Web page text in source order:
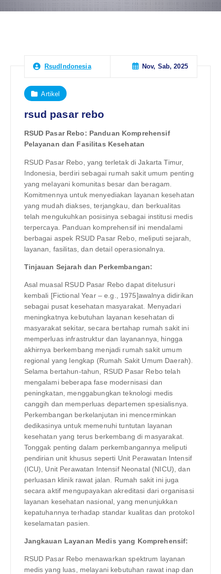
RsudIndonesia Nov, Sab, 2025
Artikel
rsud pasar rebo
RSUD Pasar Rebo: Panduan Komprehensif
Pelayanan dan Fasilitas Kesehatan
RSUD Pasar Rebo, yang terletak di Jakarta Timur,
Indonesia, berdiri sebagai rumah sakit umum penting
yang melayani komunitas besar dan beragam.
Komitmennya untuk menyediakan layanan kesehatan
yang mudah diakses, terjangkau, dan berkualitas
telah mengukuhkan posisinya sebagai institusi medis
terpercaya. Panduan komprehensif ini mendalami
berbagai aspek RSUD Pasar Rebo, meliputi sejarah,
layanan, fasilitas, dan detail operasionalnya.
Tinjauan Sejarah dan Perkembangan:
Asal muasal RSUD Pasar Rebo dapat ditelusuri
kembali [Fictional Year – e.g., 1975]awalnya didirikan
sebagai pusat kesehatan masyarakat. Menyadari
meningkatnya kebutuhan layanan kesehatan di
masyarakat sekitar, secara bertahap rumah sakit ini
memperluas infrastruktur dan layanannya, hingga
akhirnya berkembang menjadi rumah sakit umum
regional yang lengkap (Rumah Sakit Umum Daerah).
Selama bertahun-tahun, RSUD Pasar Rebo telah
mengalami beberapa fase modernisasi dan
peningkatan, menggabungkan teknologi medis
canggih dan memperluas departemen spesialisnya.
Perkembangan berkelanjutan ini mencerminkan
dedikasinya untuk memenuhi tuntutan layanan
kesehatan yang terus berkembang di masyarakat.
Tonggak penting dalam perkembangannya meliputi
pendirian unit khusus seperti Unit Perawatan Intensif
(ICU), Unit Perawatan Intensif Neonatal (NICU), dan
perluasan klinik rawat jalan. Rumah sakit ini juga
secara aktif mengupayakan akreditasi dari organisasi
layanan kesehatan nasional, yang menunjukkan
kepatuhannya terhadap standar kualitas dan protokol
keselamatan pasien.
Jangkauan Layanan Medis yang Komprehensif:
RSUD Pasar Rebo menawarkan spektrum layanan
medis yang luas, melayani kebutuhan rawat inap dan